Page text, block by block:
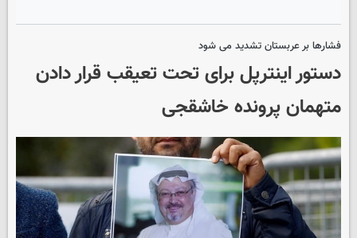
فشارها بر عربستان تشدید می شود
دستور اینترپل برای تحت تعیقب قرار دادن
متهمان پرونده خاشقجی